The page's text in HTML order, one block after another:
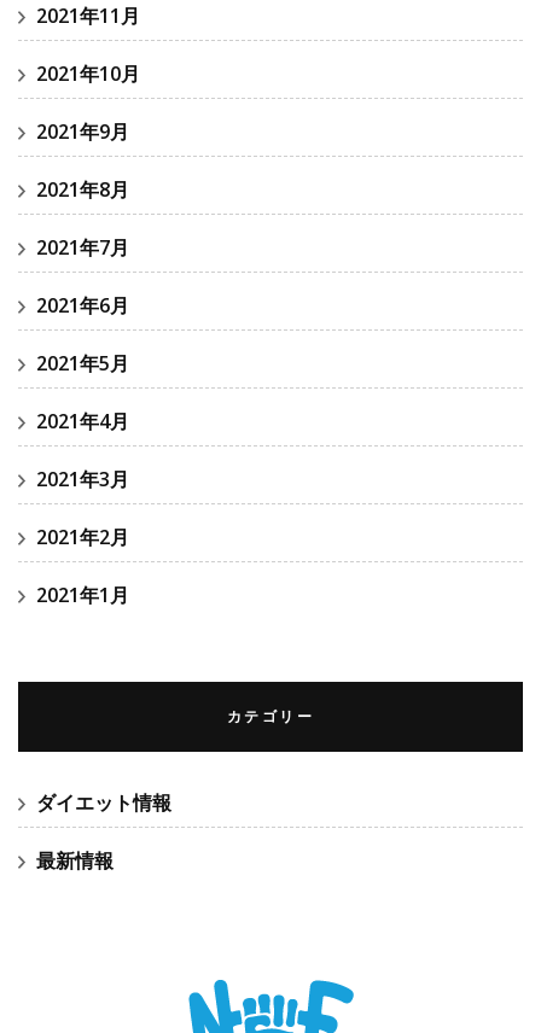
2021年11月
2021年10月
2021年9月
2021年8月
2021年7月
2021年6月
2021年5月
2021年4月
2021年3月
2021年2月
2021年1月
カテゴリー
ダイエット情報
最新情報